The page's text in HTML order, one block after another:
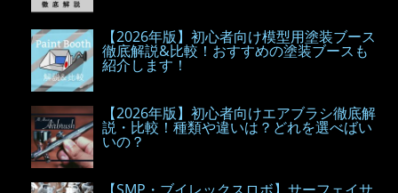
【2026年版】初心者向け模型用塗装ブース
徹底解説&比較！おすすめの塗装ブースも
紹介します！
【2026年版】初心者向けエアブラシ徹底解
説・比較！種類や違いは？どれを選べばい
いの？